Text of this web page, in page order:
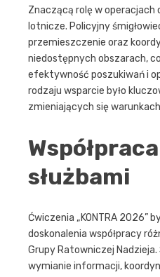
Znaczącą rolę w operacjach
lotnicze. Policyjny
przemieszczenie oraz
niedostępnych obszarach,
efektywność poszukiwań i
rodzaju wsparcie było
zmieniających się
służbami
Ćwiczenia „KONTRA 2026”
doskonalenia współpracy
Grupy Ratowniczej
wymianie informacji,